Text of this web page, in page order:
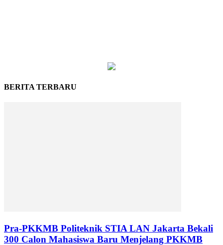
BERITA TERBARU
Pra-PKKMB Politeknik STIA LAN Jakarta Bekali
300 Calon Mahasiswa Baru Menjelang PKKMB